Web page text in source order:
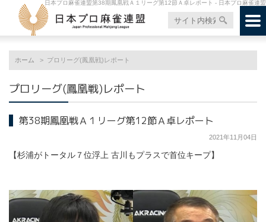
日本プロ麻雀連盟第38期鳳凰戦Ａ１リーグ第12節Ａ卓レポート - 日本プロ麻雀連盟
ホーム プロリーグ(鳳凰戦)レポート
プロリーグ(鳳凰戦)レポート
第38期鳳凰戦Ａ１リーグ第12節Ａ卓レポート
2021年11月04日
【杉浦がトータル７位浮上 古川もプラスで首位キープ】